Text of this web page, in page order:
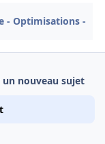
- Optimisations -
un nouveau sujet